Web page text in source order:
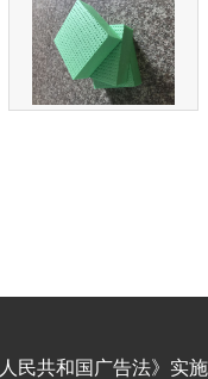
民共和国广告法》实